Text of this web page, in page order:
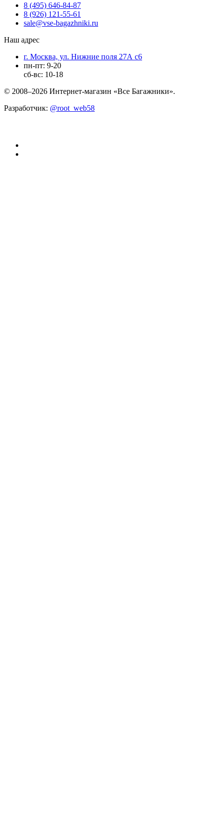
8 (495) 646-84-87
8 (926) 121-55-61
sale@vse-bagazhniki.ru
Наш адрес
г. Москва, ул. Нижние поля 27А с6
пн-пт: 9-20
сб-вс: 10-18
© 2008–2026 Интернет-магазин «Все Багажники».
Разработчик: @root_web58